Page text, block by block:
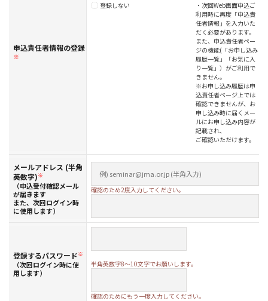
申込責任者情報の登録
※
登録しない
・次回Web画面申込ご
利用時に再度「申込責
任者情報」を入力いた
だく必要があります。
また、申込責任者ペー
ジの機能(「お申し込み
履歴一覧」「お気に入
り一覧」）がご利用で
きません。
※お申し込み履歴は申
込責任者ページ上では
確認できませんが、お
申し込み時に届くメー
ルにお申し込み内容が
記載され、
ご確認いただけます。
メールアドレス (半角
英数字)※
（申込受付確認メール
が届きます
また、次回ログイン時
に使用します）
確認のため2度入力してください。
登録するパスワード※
（次回ログイン時に使
用します）
半角英数字8～10文字でお願いします。
確認のためにもう一度入力してください。